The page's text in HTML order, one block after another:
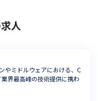
人
やミドルウェアにおける、C
界最高峰の技術提供に携わ